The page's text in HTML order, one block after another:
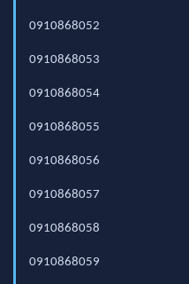
0910868052
0910868053
0910868054
0910868055
0910868056
0910868057
0910868058
0910868059